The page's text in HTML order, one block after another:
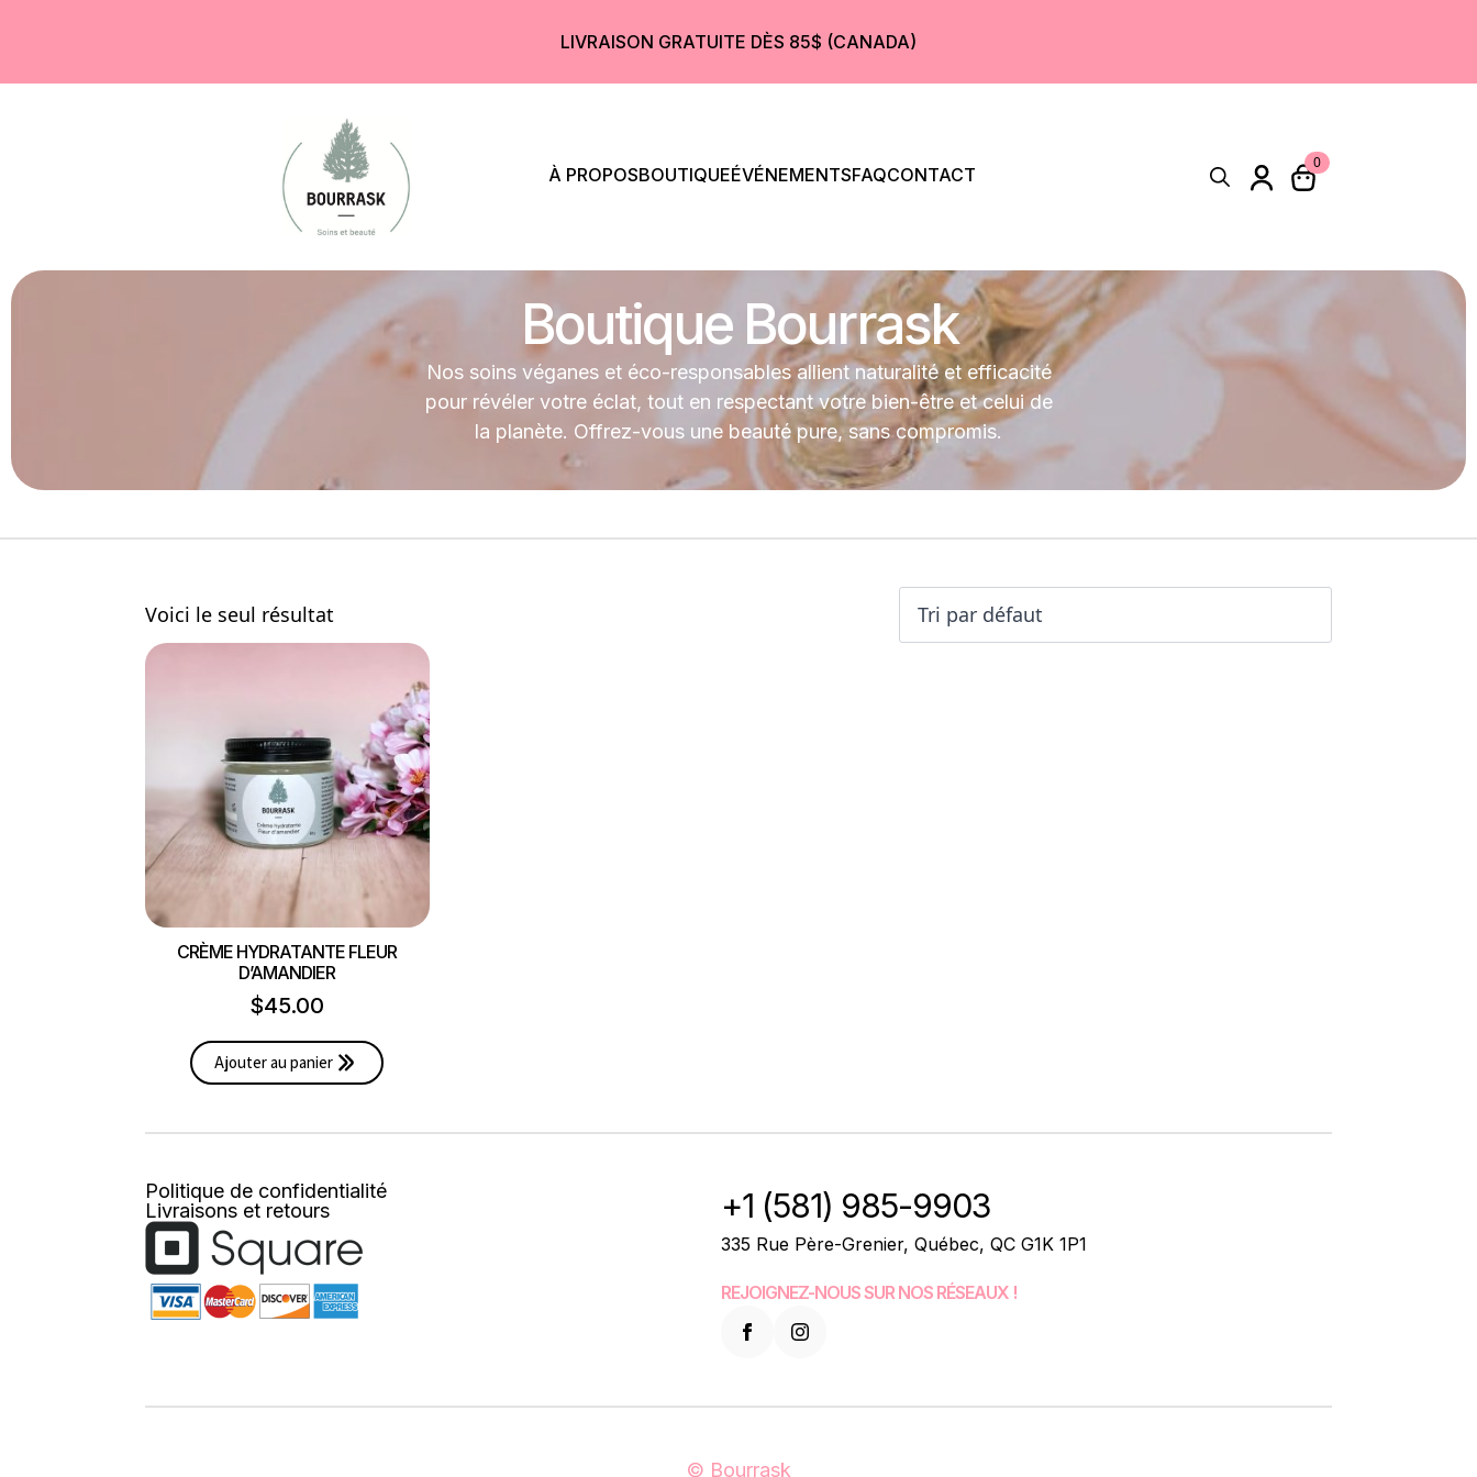
LIVRAISON GRATUITE DÈS 85$ (CANADA)
À PROPOSBOUTIQUEÉVÉNEMENTSFAQCONTACT
0
Boutique Bourrask
Nos soins véganes et éco-responsables allient naturalité et efficacité
pour révéler votre éclat, tout en respectant votre bien-être et celui de
la planète. Offrez-vous une beauté pure, sans compromis.
Voici le seul résultat
CRÈME HYDRATANTE FLEUR
D’AMANDIER
$45.00
Ajouter au panier
Politique de confidentialité
Livraisons et retours
+1 (581) 985-9903
335 Rue Père-Grenier, Québec, QC G1K 1P1
REJOIGNEZ-NOUS SUR NOS RÉSEAUX !
© Bourrask